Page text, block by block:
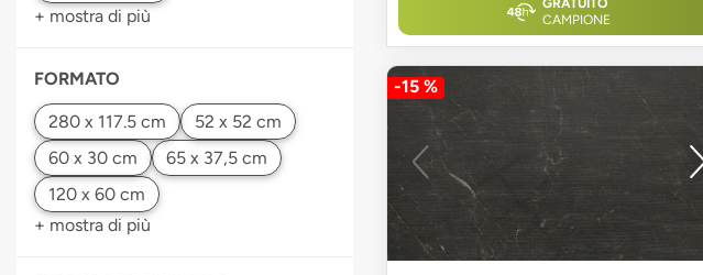
+ mostra di più
FORMATO
+ mostra di più
GRATUITO
CAMPIONE
-15 %